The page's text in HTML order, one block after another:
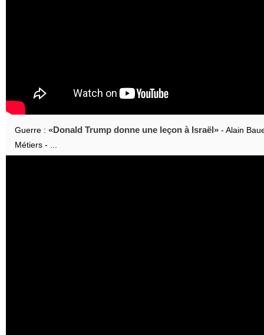
Guerre : Donald Trump donne une leçon à Israël
- Alain
Métiers - ...